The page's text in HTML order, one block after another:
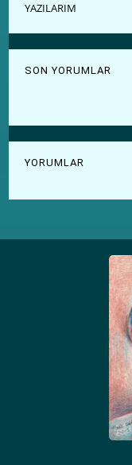
YAZILARIM
SON YORUMLAR
YORUMLAR